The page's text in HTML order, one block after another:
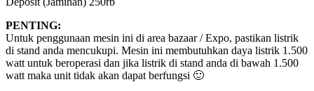
PENTING:
Untuk penggunaan mesin ini di area bazaar / Expo, pastikan listrik
di stand anda mencukupi. Mesin ini membutuhkan daya listrik 1.500
watt untuk beroperasi dan jika listrik di stand anda di bawah 1.500
watt maka unit tidak akan dapat berfungsi 🙂